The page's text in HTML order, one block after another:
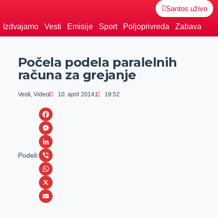
Santos uživo
Izdvajamo Vesti Emisije Sport Poljoprivreda Zabava
Počela podela paralelnih
računa za grejanje
Vesti, Video 10. april 2014. 19:52
Podeli:
F
a
c
e
b
o
M
e
s
s
e
L
i
n
k
V
i
b
W
h
X